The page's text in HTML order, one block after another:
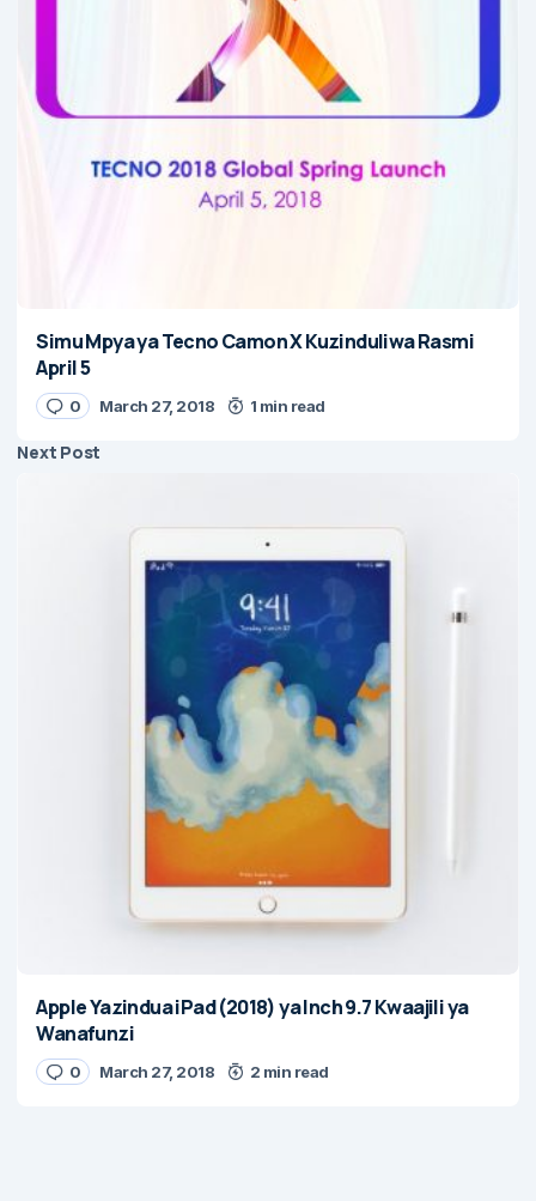
Simu Mpya ya Tecno Camon X Kuzinduliwa Rasmi
April 5
0 March 27, 2018 1 min read
Next Post
Apple Yazindua iPad (2018) ya Inch 9.7 Kwaajili ya
Wanafunzi
0 March 27, 2018 2 min read